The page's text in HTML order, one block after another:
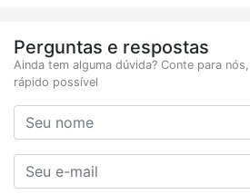
Perguntas e respostas
Ainda tem alguma dúvida? Conte para
rápido possível